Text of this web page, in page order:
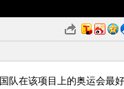
队在该项目上的奥运会最好